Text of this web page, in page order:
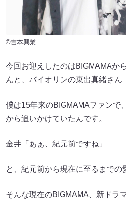
©吉本興業
今回お迎えしたのはBIGMAMAか
んと、バイオリンの東出真緒さん！
僕は15年来のBIGMAMAファンで
から追いかけていたんです。
金井「あぁ、紀元前ですね」
と、紀元前から現在に至るまでの
そんな現在のBIGMAMA、新ドラ